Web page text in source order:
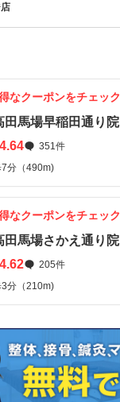
なクーポンをチェック
田馬場早稲田通り院
4.64
351件
分（490m)
なクーポンをチェック
田馬場さかえ通り院
4.62
205件
分（210m)